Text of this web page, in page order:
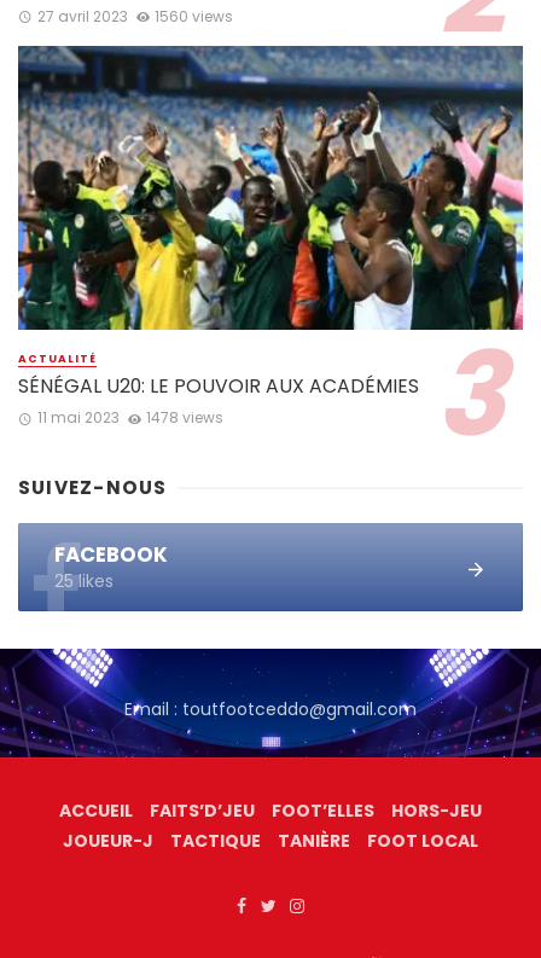
27 avril 2023 1560 views
ACTUALITÉ
SÉNÉGAL U20: LE POUVOIR AUX ACADÉMIES
11 mai 2023 1478 views
SUIVEZ-NOUS
FACEBOOK
25 likes
Email : toutfootceddo@gmail.com
ACCUEIL FAITS’D’JEU FOOT’ELLES
HORS-JEU
JOUEUR-J
TACTIQUE TANIÈRE FOOT LOCAL